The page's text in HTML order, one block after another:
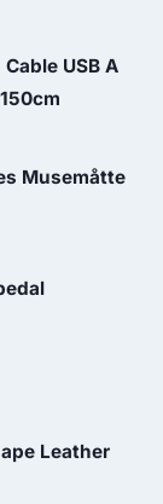
USB A
Musemåtte
Leather